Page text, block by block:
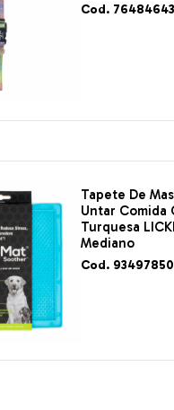
Cod.
Tapete De
Untar Comida
Turquesa
Mediano
Cod.